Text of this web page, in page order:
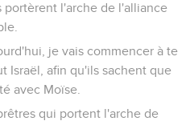
portèrent l'arche de l'alliance
je vais commencer à te
Israël, afin qu'ils sachent que
avec Moïse.
qui portent l'arche de